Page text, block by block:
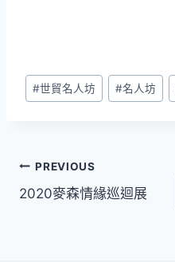
Post
Tags:
#世貿名人坊 #名人坊
文
章
PREVIOUS
2020麥森情緣巡迴展